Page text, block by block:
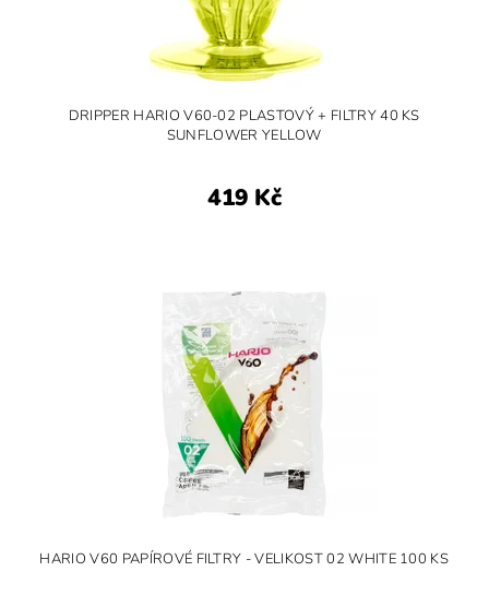
DRIPPER HARIO V60-02 PLASTOVÝ + FILTRY 40 KS
SUNFLOWER YELLOW
419 Kč
HARIO V60 PAPÍROVÉ FILTRY - VELIKOST 02 WHITE 100 KS